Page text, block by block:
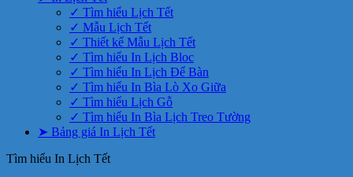
✓ Tìm hiểu Lịch Tết
✓ Mẫu Lịch Tết
✓ Thiết kế Mẫu Lịch Tết
✓ Tìm hiểu In Lịch Bloc
✓ Tìm hiểu In Lịch Để Bàn
✓ Tìm hiểu In Bìa Lò Xo Giữa
✓ Tìm hiểu Lịch Gỗ
✓ Tìm hiểu In Bìa Lịch Treo Tường
➤ Bảng giá In Lịch Tết
Tìm hiểu In Lịch Tết